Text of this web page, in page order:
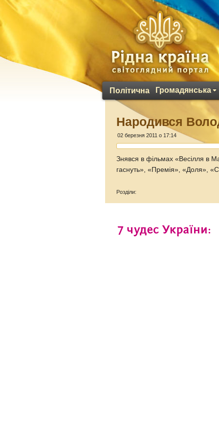
Політична Громадянська
Народився
02 березня 2011 о 17:14
Знявся в фільмах «Весілля в
гаснуть», «Премія», «Доля»,
Розділи: